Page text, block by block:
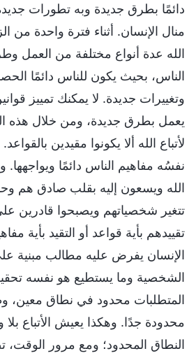
دائمًا بطرق جديدة وبه تطورات
منال الإنسان. أثناء فترة واحدة من
الله عدة أنواع مختلفة من العمل
الناس، بحيث يكون للناس دائمًا
وتغييرات جديدة. لا يمكنك تمييز
يعمل بطرق جديدة، ومن خلال هذه
لأتباع الله ألا يكونوا مقيدين
نفسُه مفاهيم الناس دائمًا ويواجهها.
الله ويسعون إليه بقلب صادق هم
تتغير شخصياتهم ويصبحوا قادرين
تقييدهم بأية قواعد أو التقيد بأية
الإنسان يفرض عليه مطالب مبنية
الشخصية وما يستطيع هو نفسه
المتطلبات محدود في نطاق معين،
محدودة جدًا. وهكذا يعيش الأتباع
النطاق المحدود؛ ومع مرور الوقت،